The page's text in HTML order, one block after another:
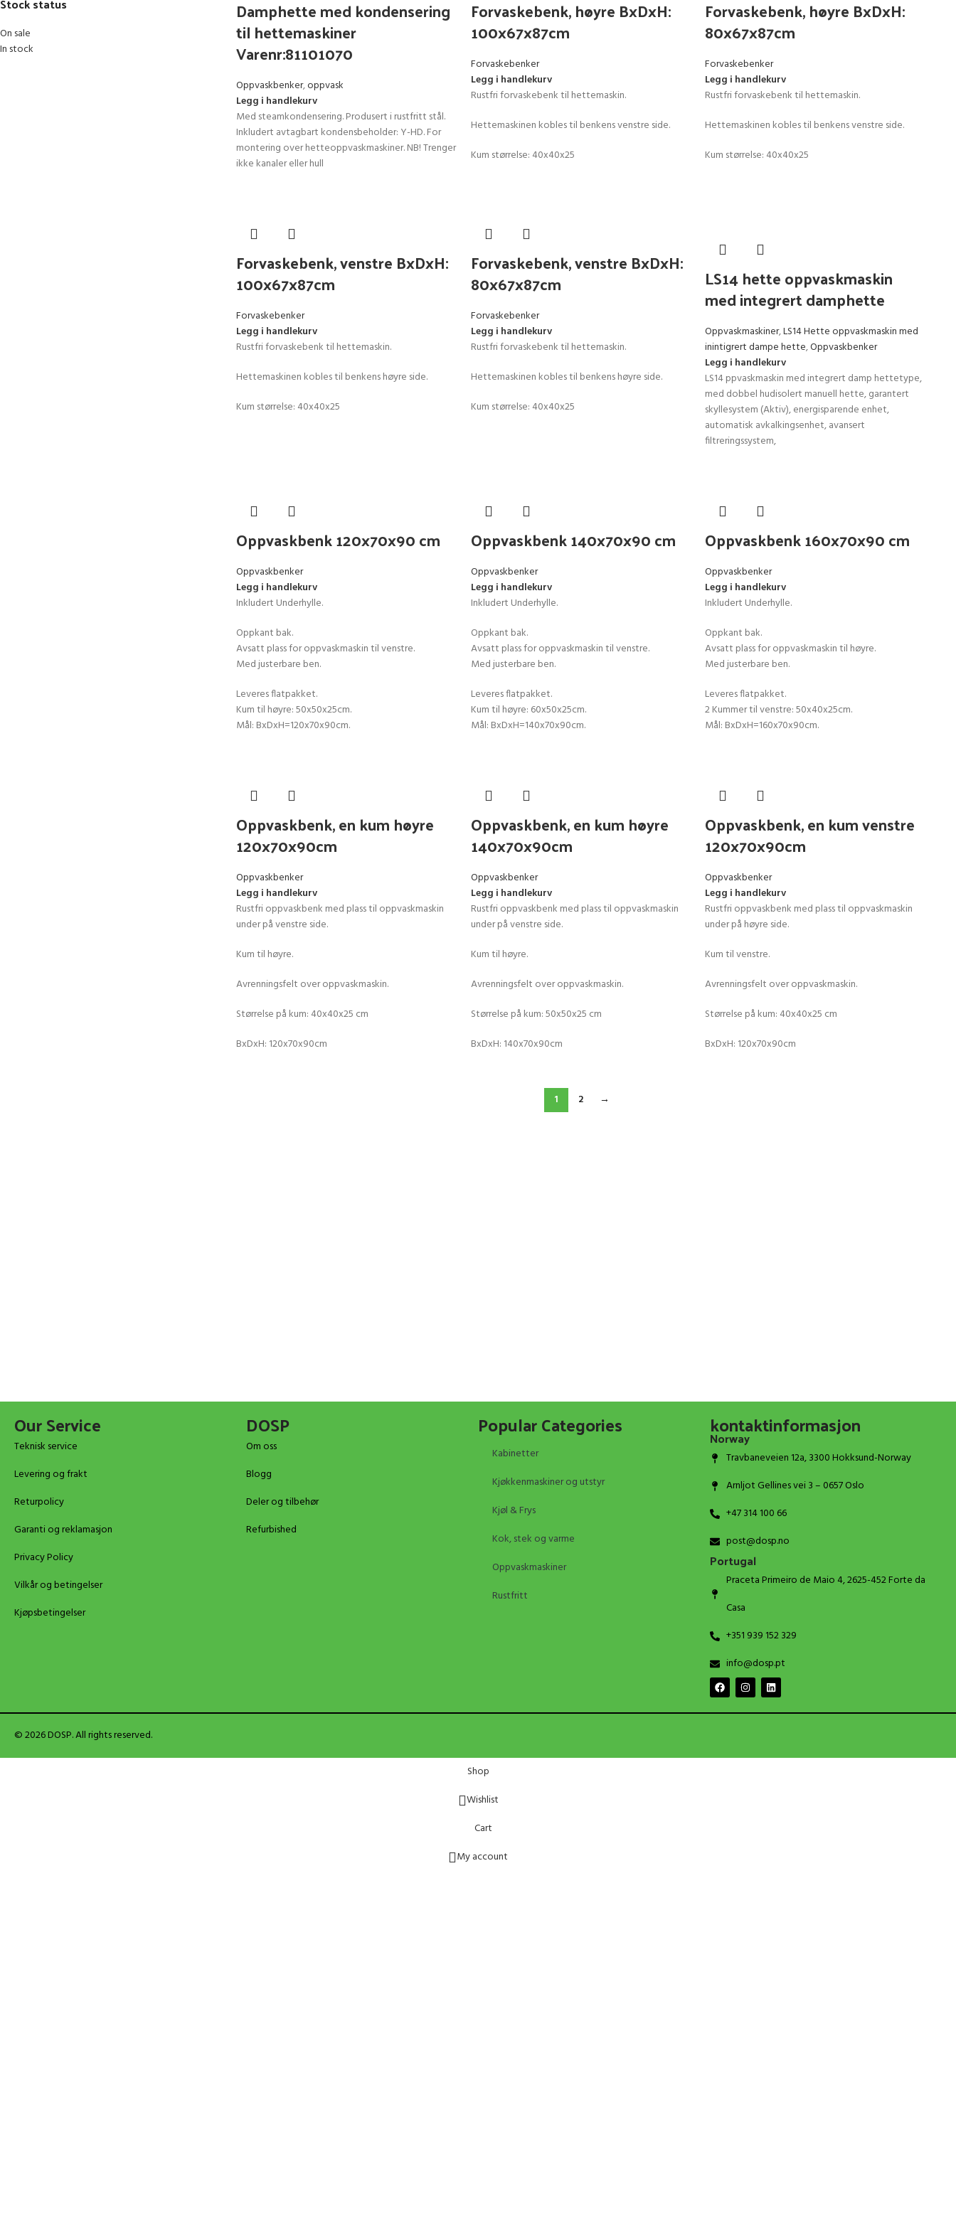
On sale
In stock
Damphette med kondensering
til hettemaskiner
Varenr:81101070
Oppvaskbenker,oppvask
Legg i handlekurv
Med steamkondensering. Produsert i rustfritt stål.
Inkludert avtagbart kondensbeholder: Y-HD. For
montering over hetteoppvaskmaskiner. NB! Trenger
ikke kanaler eller hull
Forvaskebenk, høyre BxDxH:
100x67x87cm
Forvaskebenker
Legg i handlekurv
Rustfri forvaskebenk til hettemaskin.
Hettemaskinen kobles til benkens venstre side.
Kum størrelse: 40x40x25
Forvaskebenk, høyre BxDxH:
80x67x87cm
Forvaskebenker
Legg i handlekurv
Rustfri forvaskebenk til hettemaskin.
Hettemaskinen kobles til benkens venstre side.
Kum størrelse: 40x40x25
Forvaskebenk, venstre BxDxH:
100x67x87cm
Forvaskebenker
Legg i handlekurv
Rustfri forvaskebenk til hettemaskin.
Hettemaskinen kobles til benkens høyre side.
Kum størrelse: 40x40x25
Forvaskebenk, venstre BxDxH:
80x67x87cm
Forvaskebenker
Legg i handlekurv
Rustfri forvaskebenk til hettemaskin.
Hettemaskinen kobles til benkens høyre side.
Kum størrelse: 40x40x25
LS14 hette oppvaskmaskin
med integrert damphette
Oppvaskmaskiner,LS14 Hette oppvaskmaskin med
inintigrert dampe hette,Oppvaskbenker
Legg i handlekurv
LS14 ppvaskmaskin med integrert damp hettetype,
med dobbel hudisolert manuell hette, garantert
skyllesystem (Aktiv), energisparende enhet,
automatisk avkalkingsenhet, avansert
filtreringssystem,
Oppvaskbenk 120x70x90 cm
Oppvaskbenker
Legg i handlekurv
Inkludert Underhylle.
Oppkant bak.
Avsatt plass for oppvaskmaskin til venstre.
Med justerbare ben.
Leveres flatpakket.
Kum til høyre: 50x50x25cm.
Mål: BxDxH=120x70x90cm.
Oppvaskbenk 140x70x90 cm
Oppvaskbenker
Legg i handlekurv
Inkludert Underhylle.
Oppkant bak.
Avsatt plass for oppvaskmaskin til venstre.
Med justerbare ben.
Leveres flatpakket.
Kum til høyre: 60x50x25cm.
Mål: BxDxH=140x70x90cm.
Oppvaskbenk 160x70x90 cm
Oppvaskbenker
Legg i handlekurv
Inkludert Underhylle.
Oppkant bak.
Avsatt plass for oppvaskmaskin til høyre.
Med justerbare ben.
Leveres flatpakket.
2 Kummer til venstre: 50x40x25cm.
Mål: BxDxH=160x70x90cm.
Oppvaskbenk, en kum høyre
120x70x90cm
Oppvaskbenker
Legg i handlekurv
Rustfri oppvaskbenk med plass til oppvaskmaskin
under på venstre side.
Kum til høyre.
Avrenningsfelt over oppvaskmaskin.
Størrelse på kum: 40x40x25 cm
BxDxH: 120x70x90cm
Oppvaskbenk, en kum høyre
140x70x90cm
Oppvaskbenker
Legg i handlekurv
Rustfri oppvaskbenk med plass til oppvaskmaskin
under på venstre side.
Kum til høyre.
Avrenningsfelt over oppvaskmaskin.
Størrelse på kum: 50x50x25 cm
BxDxH: 140x70x90cm
Oppvaskbenk, en kum venstre
120x70x90cm
Oppvaskbenker
Legg i handlekurv
Rustfri oppvaskbenk med plass til oppvaskmaskin
under på høyre side.
Kum til venstre.
Avrenningsfelt over oppvaskmaskin.
Størrelse på kum: 40x40x25 cm
BxDxH: 120x70x90cm
1 2 →
Our Service
Teknisk service
Levering og frakt
Returpolicy
Garanti og reklamasjon
Privacy Policy
Vilkår og betingelser
Kjøpsbetingelser
DOSP
Om oss
Blogg
Deler og tilbehør
Refurbished
Popular Categories
Kabinetter
Kjøkkenmaskiner og utstyr
Kjøl & Frys
Kok, stek og varme
Oppvaskmaskiner
Rustfritt
kontaktinformasjon
Norway
Travbaneveien 12a, 3300 Hokksund-Norway
Arnljot Gellines vei 3 – 0657 Oslo
+47 314 100 66
post@dosp.no
Portugal
Praceta Primeiro de Maio 4, 2625-452 Forte da
Casa
+351 939 152 329
info@dosp.pt
© 2026 DOSP. All rights reserved.
Shop
Wishlist
Cart
My account